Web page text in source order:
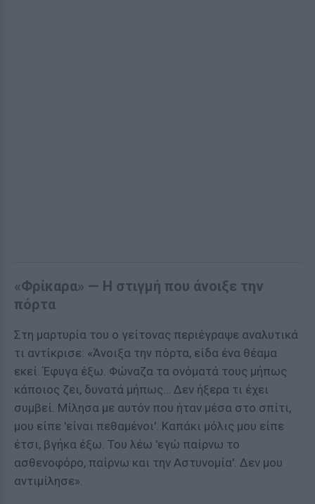
«Φρίκαρα» — Η στιγμή που άνοιξε την
πόρτα
Στη μαρτυρία του ο γείτονας περιέγραψε αναλυτικά
τι αντίκρισε: «Άνοιξα την πόρτα, είδα ένα θέαμα
εκεί. Έφυγα έξω. Φώναζα τα ονόματά τους μήπως
κάποιος ζει, δυνατά μήπως… Δεν ήξερα τι έχει
συμβεί. Μίλησα με αυτόν που ήταν μέσα στο σπίτι,
μου είπε 'είναι πεθαμένοι'. Καπάκι μόλις μου είπε
έτσι, βγήκα έξω. Του λέω 'εγώ παίρνω το
ασθενοφόρο, παίρνω και την Αστυνομία'. Δεν μου
αντιμίλησε».